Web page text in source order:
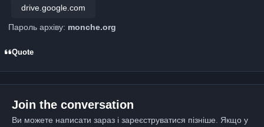
drive.google.com
Пароль архіву: monche.org
Quote
Join the conversation
Ви можете написати зараз і зареєструватися пізніше. Якщо у